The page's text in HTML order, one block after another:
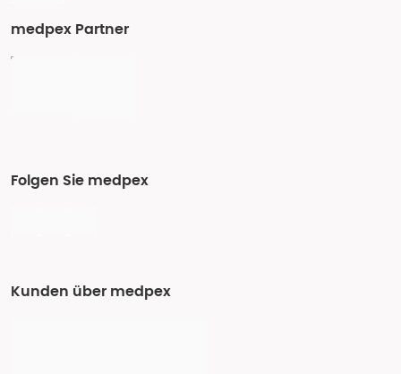
medpex Partner
Folgen Sie medpex
Kunden über medpex